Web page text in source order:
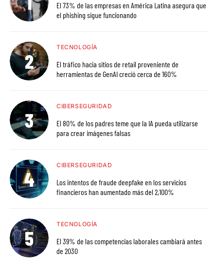
El 73% de las empresas en América Latina asegura que
el phishing sigue funcionando
TECNOLOGÍA
El tráfico hacia sitios de retail proveniente de
herramientas de GenAI creció cerca de 160%
CIBERSEGURIDAD
El 80% de los padres teme que la IA pueda utilizarse
para crear imágenes falsas
CIBERSEGURIDAD
Los intentos de fraude deepfake en los servicios
financieros han aumentado más del 2,100%
TECNOLOGÍA
El 39% de las competencias laborales cambiará antes
de 2030